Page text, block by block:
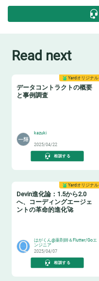
Read next
Yardオリジナル
データコントラクトの概要
と事例調査
kazuki
2025/04/22
相談する
Yardオリジナル
Devin進化論：1.5から2.0
へ、コーディングエージェ
ントの革命的進化🚀
はがくん@薬剤師＆Flutter/Goエ
ンジニア
2025/04/07
相談する